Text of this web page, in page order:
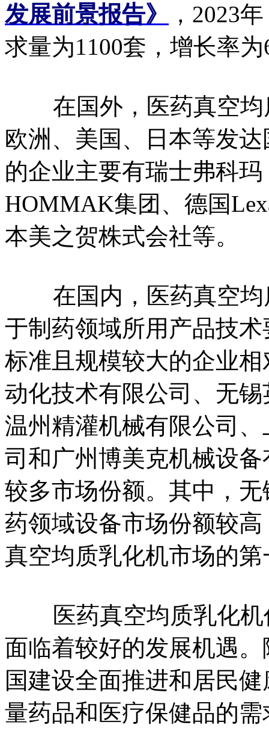
发展前景报告》
，2023
求量为1100套，增长率为
在国外，医药真空均
欧洲、美国、日本等发
的企业主要有瑞士弗科玛
HOMMAK集团、德国
本美之贺株式会社等。
在国内，医药真空均
于制药领域所用产品技
标准且规模较大的企业
动化技术有限公司、无
温州精灌机械有限公司
司和广州博美克机械设
较多市场份额。其中，
药领域设备市场份额较
真空均质乳化机市场的
医药真空均质乳化机
面临着较好的发展机遇
国建设全面推进和居民
量药品和医疗保健品的